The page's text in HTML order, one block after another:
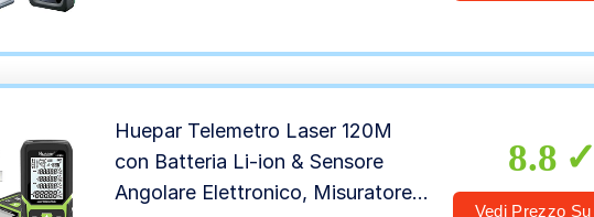
Huepar Telemetro Laser 120M
con Batteria Li-ion & Sensore
Angolare Elettronico, Misuratore
8.8
Vedi Prezzo Su